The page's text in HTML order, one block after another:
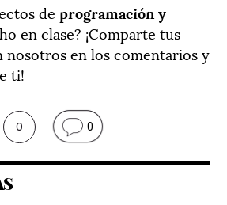
de programación y
en clase? ¡Comparte tus
nosotros en los comentarios y
ti!
0 0